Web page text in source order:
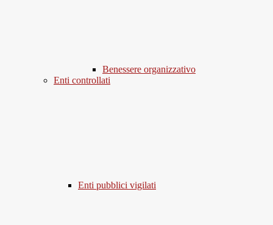
Benessere organizzativo
Enti controllati
Enti pubblici vigilati